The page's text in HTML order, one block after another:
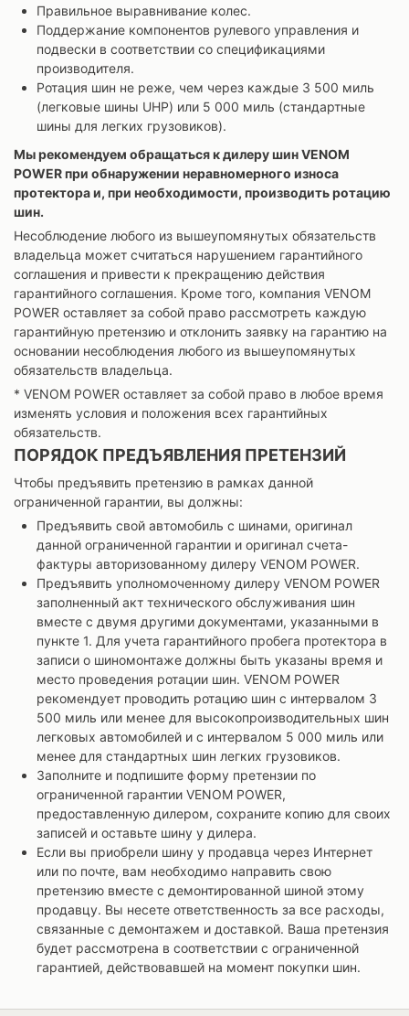
Правильное выравнивание колес.
Поддержание компонентов рулевого управления и
подвески в соответствии со спецификациями
производителя.
Ротация шин не реже, чем через каждые 3 500 миль
(легковые шины UHP) или 5 000 миль (стандартные
шины для легких грузовиков).
Мы рекомендуем обращаться к дилеру шин VENOM
POWER при обнаружении неравномерного износа
протектора и, при необходимости, производить ротацию
шин.
Несоблюдение любого из вышеупомянутых обязательств
владельца может считаться нарушением гарантийного
соглашения и привести к прекращению действия
гарантийного соглашения. Кроме того, компания VENOM
POWER оставляет за собой право рассмотреть каждую
гарантийную претензию и отклонить заявку на гарантию на
основании несоблюдения любого из вышеупомянутых
обязательств владельца.
* VENOM POWER оставляет за собой право в любое время
изменять условия и положения всех гарантийных
обязательств.
ПОРЯДОК ПРЕДЪЯВЛЕНИЯ ПРЕТЕНЗИЙ
Чтобы предъявить претензию в рамках данной
ограниченной гарантии, вы должны:
Предъявить свой автомобиль с шинами, оригинал
данной ограниченной гарантии и оригинал счета-
фактуры авторизованному дилеру VENOM POWER.
Предъявить уполномоченному дилеру VENOM POWER
заполненный акт технического обслуживания шин
вместе с двумя другими документами, указанными в
пункте 1. Для учета гарантийного пробега протектора в
записи о шиномонтаже должны быть указаны время и
место проведения ротации шин. VENOM POWER
рекомендует проводить ротацию шин с интервалом 3
500 миль или менее для высокопроизводительных шин
легковых автомобилей и с интервалом 5 000 миль или
менее для стандартных шин легких грузовиков.
Заполните и подпишите форму претензии по
ограниченной гарантии VENOM POWER,
предоставленную дилером, сохраните копию для своих
записей и оставьте шину у дилера.
Если вы приобрели шину у продавца через Интернет
или по почте, вам необходимо направить свою
претензию вместе с демонтированной шиной этому
продавцу. Вы несете ответственность за все расходы,
связанные с демонтажем и доставкой. Ваша претензия
будет рассмотрена в соответствии с ограниченной
гарантией, действовавшей на момент покупки шин.